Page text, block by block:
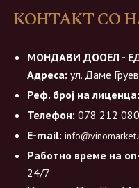
КОНТАКТ СО
МОНДАВИ ДООЕЛ -
Адреса: ул. Даме
Реф. број на лиценца:
Телефон: 078 212 080
E-mail:
Работно време на
24/7